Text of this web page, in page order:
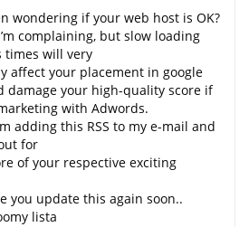
wondering if your web host is OK?
complaining, but slow loading
times will very
affect your placement in google
damage your high-quality score if
with Adwords.
adding this RSS to my e-mail and
for
of your respective exciting
you update this again soon..
lista